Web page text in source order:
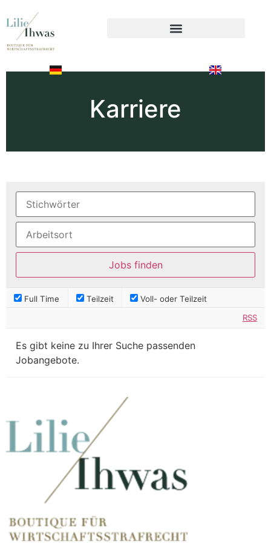
Karriere
Full Time Teilzeit
Voll- oder Teilzeit
RSS
Es gibt keine zu Ihrer Suche passenden
Jobangebote.